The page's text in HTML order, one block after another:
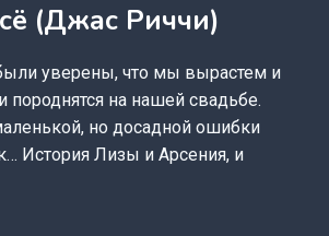
(Джас Риччи)
уверены, что мы вырастем и
породнятся на нашей свадьбе.
но досадной ошибки
История Лизы и Арсения, и